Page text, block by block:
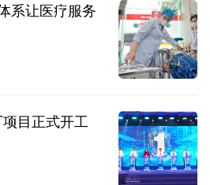
系让医疗服务
目正式开工